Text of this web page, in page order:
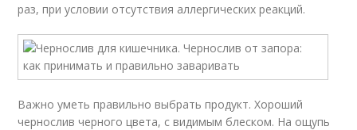
раз, при условии отсутствия аллергических реакций.
Важно уметь правильно выбрать продукт. Хороший
чернослив черного цвета, с видимым блеском. На ощупь